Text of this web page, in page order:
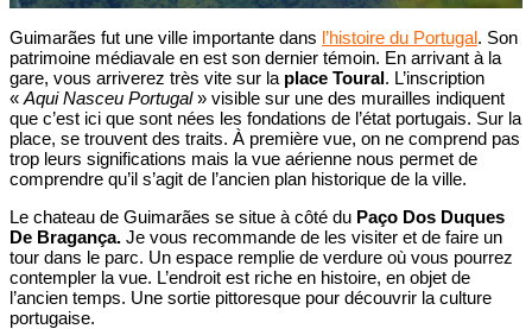
Guimarães fut une ville importante dans l’histoire du Portugal. Son
patrimoine médiavale en est son dernier témoin. En arrivant à la
gare, vous arriverez très vite sur la place Toural. L’inscription
« Aqui Nasceu Portugal» visible sur une des murailles indiquent
que c’est ici que sont nées les fondations de l’état portugais. Sur la
place, se trouvent des traits. À première vue, on ne comprend pas
trop leurs significations mais la vue aérienne nous permet de
comprendre qu’il s’agit de l’ancien plan historique de la ville.
Le chateau de Guimarães se situe à côté du Paço Dos Duques
De Bragança. Je vous recommande de les visiter et de faire un
tour dans le parc. Un espace remplie de verdure où vous pourrez
contempler la vue. L’endroit est riche en histoire, en objet de
l’ancien temps. Une sortie pittoresque pour découvrir la culture
portugaise.